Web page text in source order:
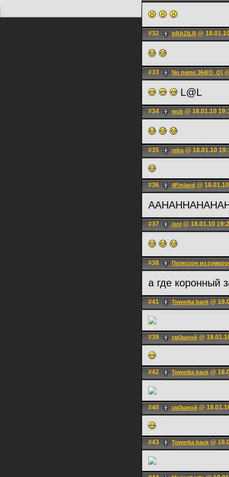
#32 bRAZILR @
#33 No name 364[О_О]
L@L
#34 wcb @ 18.01.10
#35 reba@ 18.01.10
#36 4Finland @
#37 isnl @ 18.01.10
#38 Патиссон из
а где коронный
#41 Towerka back @
#39 см3шной @
#42 Towerka back @
#40 см3шной @
#43 Towerka back @